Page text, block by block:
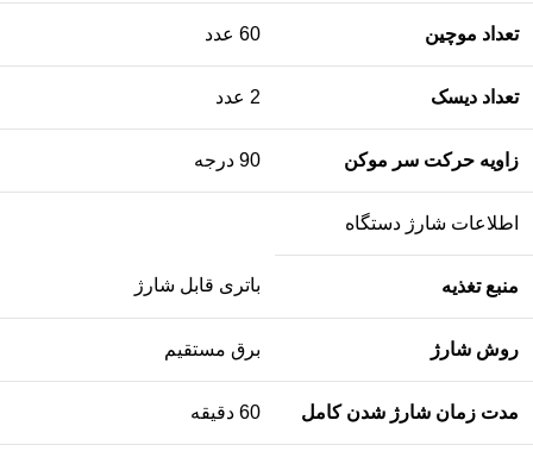
تعداد موچین 60 عدد
تعداد دیسک 2 عدد
زاویه حرکت سر موکن 90 درجه
اطلاعات شارژ دستگاه
منبع تغذیه باتری قابل شارژ
روش شارژ برق مستقیم
مدت زمان شارژ شدن کامل 60 دقیقه